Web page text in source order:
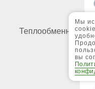
Теплообменник
Мы
вы